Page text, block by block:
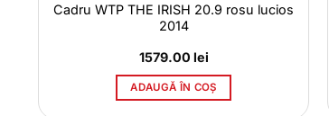
Cadru WTP THE IRISH 20.9 rosu lucios
2014
1579.00 lei
ADAUGĂ ÎN COȘ